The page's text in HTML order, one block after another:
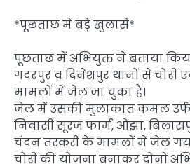
*पूछताछ में बड़े खुलासे*
पूछताछ में अभियुक्त ने बताया
गदरपुर व दिनेशपुर थानों से चोरी
मामलों में जेल जा चुका है।
जेल में उसकी मुलाकात कमल
निवासी सूरज फार्म, ओझा,
चंदन तस्करी के मामलों में जेल
चोरी की योजना बनाकर दोनों